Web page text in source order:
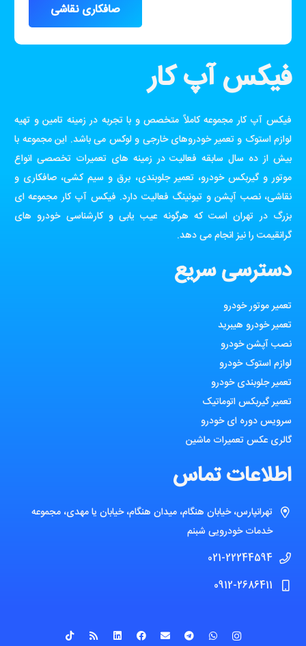
صافکاری نقاشی
فیکس آپ کار
فیکس آپ کار مجموعه کاملاً متخصص و با تجربه در زمینه تامین و تهیه
لوازم استوک و تعمیر خودروهای خارجی و لوکس می باشد. این مجموعه با
بیش از ده سال سابقه فعالیت در زمینه های تعمیرات تخصصی انواع
موتور و گیربکس خودرو، تعمیر جلوبندی، برق و سیم کشی، صافکاری و
نقاشی، نصب آپشن و تیونینگ فعالیت دارد. فیکس آپ کار مجموعه ای
بزرگ در تهران است که هرگونه عیب یابی و کارشناسی خودرو های
گرانقیمت را نیز انجام می دهد.
دسترسی سریع
تعمیر موتور خودرو
تعمیر خودرو هیبرید
نصب آپشن خودرو
لوازم استوک خودرو
تعمیر جلوبندی خودرو
تعمیر گیربکس اتوماتیک
سرویس دوره ای خودرو
گالری عکس تعمیرات ماشین
اطلاعات تماس
تهرانپارس، خیابان هنگام، میدان هنگام، خیابان یا مهدی، مجموعه
خدمات خودرویی شبنم
021-22244594
0912-2686411